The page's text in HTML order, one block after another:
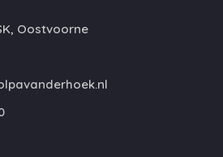
Oostvoorne